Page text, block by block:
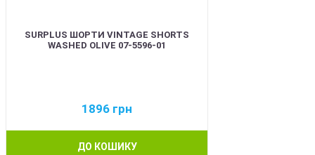
SURPLUS ШОРТИ VINTAGE SHORTS
WASHED OLIVE 07-5596-01
1896 грн
ДО КОШИКУ